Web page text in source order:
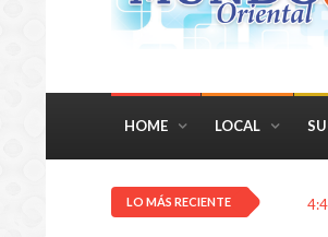
HOME LOCAL
LO MÁS RECIENTE